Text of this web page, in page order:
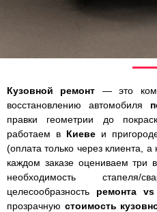
Кузовной ремонт — это
восстановлению автомобиля
правки геометрии до
работаем в Киевеи
(оплата только через клиента,
каждом заказе оцениваем три
необходимость
целесообразность ремонта
прозрачную стоимость